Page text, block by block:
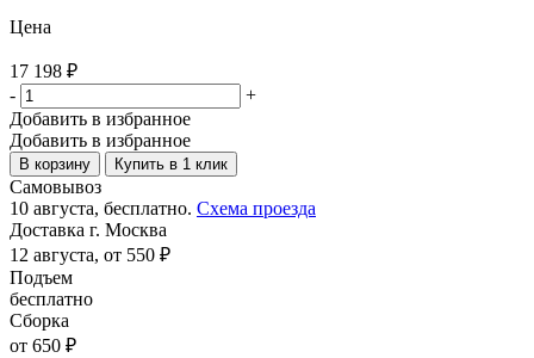
Цена
17 198 ₽
-
+
Добавить в избранное
Добавить в избранное
В корзину Купить в 1 клик
Самовывоз
10 августа, бесплатно. Схема проезда
Доставка г. Москва
12 августа, от 550 ₽
Подъем
бесплатно
Сборка
от 650 ₽